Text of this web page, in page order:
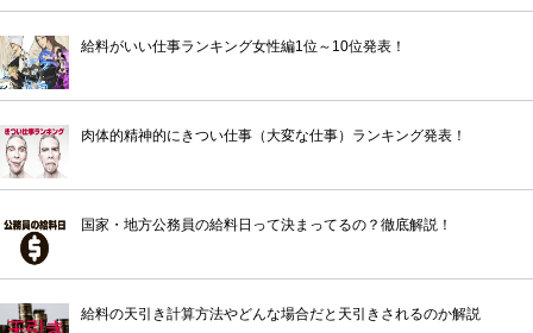
給料がいい仕事ランキング女性編1位～10位発表！
肉体的精神的にきつい仕事（大変な仕事）ランキング発表！
国家・地方公務員の給料日って決まってるの？徹底解説！
給料の天引き計算方法やどんな場合だと天引きされるのか解説